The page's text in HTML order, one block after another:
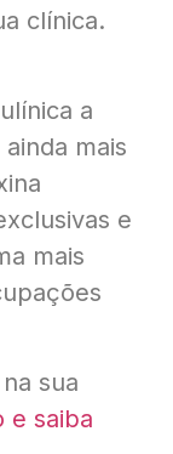
clínica.
a
mais
e
mais
sua
e saiba